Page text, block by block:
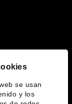
se usan
y los